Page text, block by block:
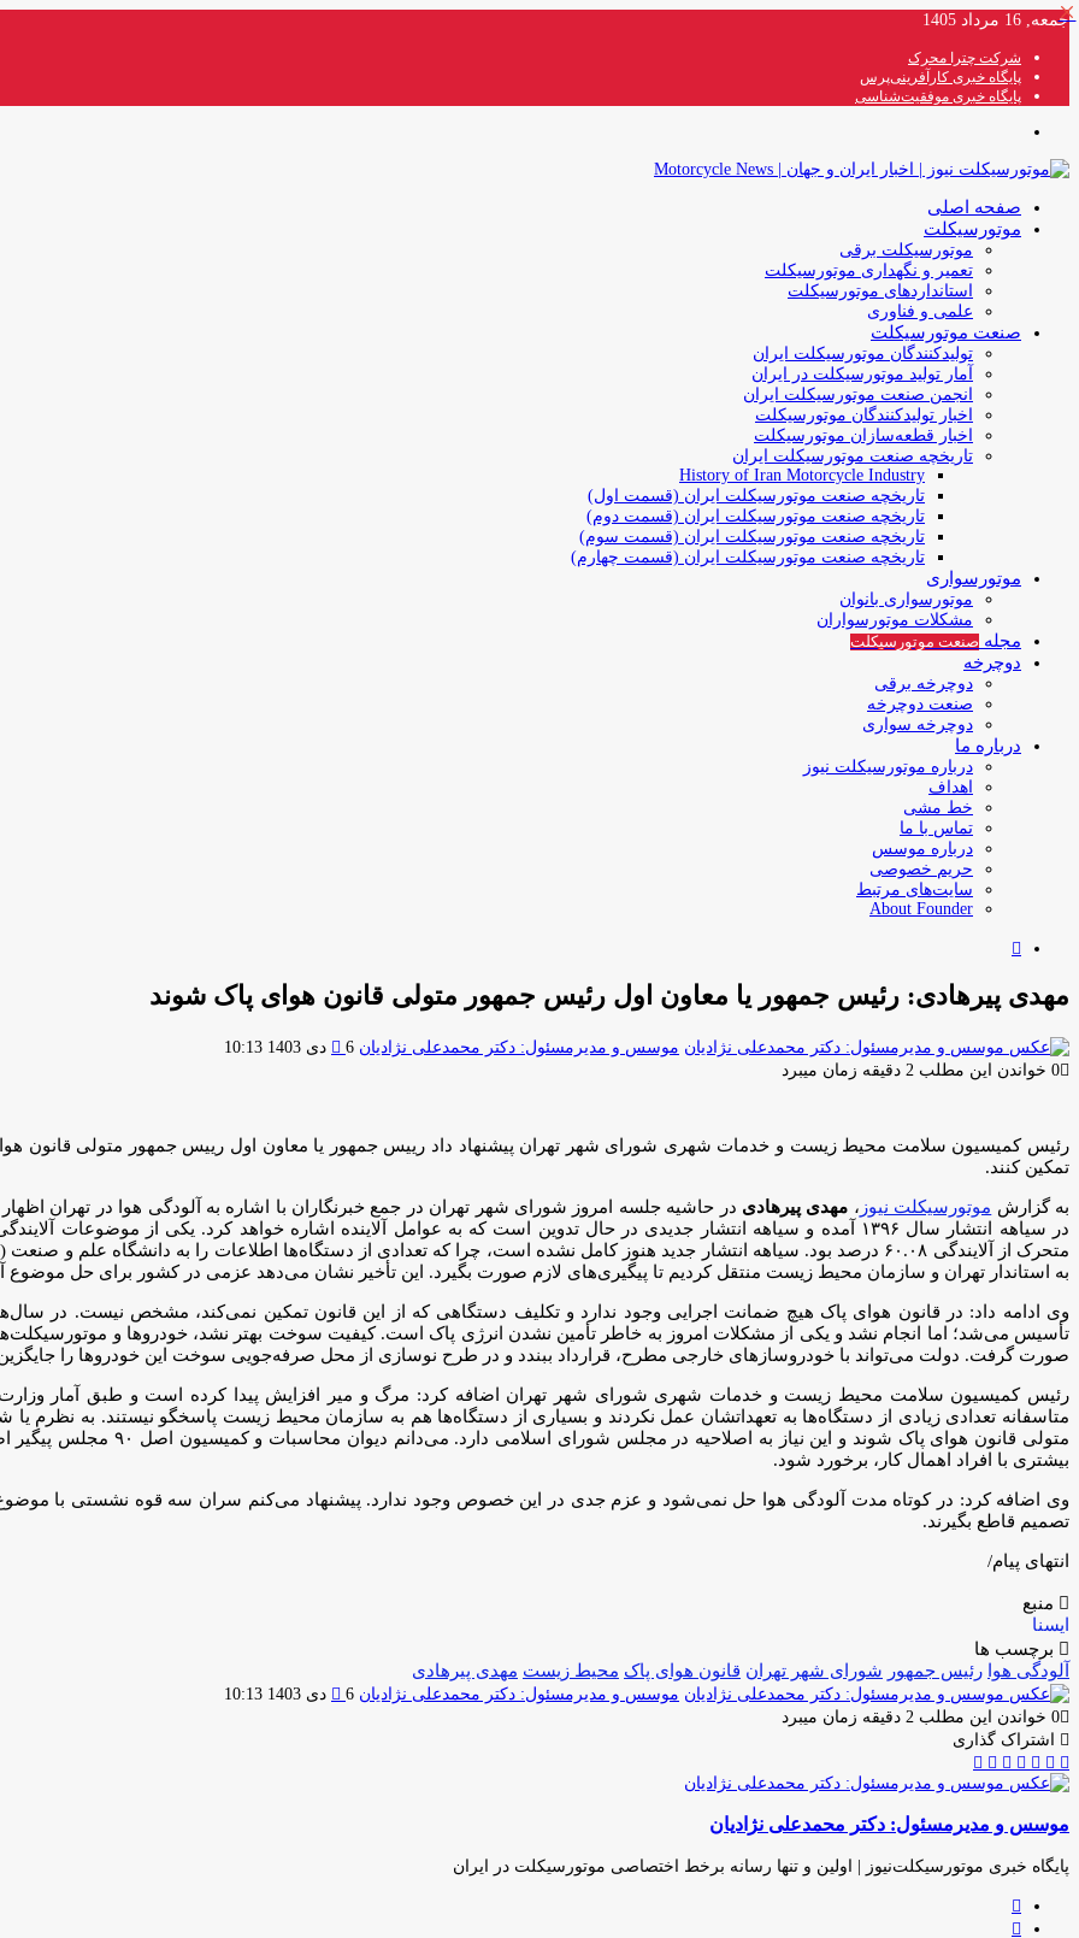
جمعه, 16 مرداد 1405
شرکت چترا محرک
پایگاه خبری کارآفرینی‌پرس
پایگاه خبری موفقیت‌شناسی
صفحه اصلی
موتورسیکلت
موتورسیکلت برقی
تعمیر و نگهداری موتورسیکلت
استانداردهای موتورسیکلت
علمی و فناوری
صنعت موتورسیکلت
تولیدکنندگان موتورسیکلت ایران
آمار تولید موتورسیکلت در ایران
انجمن صنعت موتورسیکلت ایران
اخبار تولیدکنندگان موتورسیکلت
اخبار قطعه‌سازان موتورسیکلت
تاریخچه صنعت موتورسیکلت ایران
History of Iran Motorcycle Industry
تاریخچه صنعت موتورسیکلت ایران (قسمت اول)
تاریخچه صنعت موتورسیکلت ایران (قسمت دوم)
تاریخچه صنعت موتورسیکلت ایران (قسمت سوم)
تاریخچه صنعت موتورسیکلت ایران (قسمت چهارم)
موتورسواری
موتورسواری بانوان
مشکلات موتورسواران
مجله صنعت موتورسیکلت
دوچرخه
دوچرخه برقی
صنعت دوچرخه
دوچرخه سواری
درباره ما
درباره موتورسیکلت نیوز
اهداف
خط مشی
تماس با ما
درباره موسس
حریم خصوصی
سایت‌های مرتبط
About Founder
مهدی پیرهادی: رئیس جمهور یا معاون اول رئیس جمهور متولی قانون هوای پاک شوند
موسس و مدیرمسئول: دکتر محمدعلی نژادیان
ارسال6 دی 1403 10:13
0 خواندن این مطلب 2 دقیقه زمان میبرد
رئیس کمیسیون سلامت محیط زیست و خدمات شهری شورای شهر تهران پیشنهاد داد رییس جمهور یا معاون اول رییس جمهور متولی قانون
تمکین کنند.
به گزارش موتورسیکلت نیوز ، مهدی پیرهادی در حاشیه جلسه امروز شورای شهر تهران در جمع خبرنگاران با اشاره به آلودگی هوا در تهران
در سیاهه انتشار سال ۱۳۹۶ آمده و سیاهه انتشار جدیدی در حال تدوین است که به عوامل آلاینده اشاره خواهد کرد. یکی از
متحرک از آلایندگی ۶۰.۰۸ درصد بود. سیاهه انتشار جدید هنوز کامل نشده است، چرا که تعدادی از دستگاه‌ها اطلاعات را به دانشگاه علم و
به استاندار تهران و سازمان محیط زیست منتقل کردیم تا پیگیری‌های لازم صورت بگیرد. این تأخیر نشان می‌دهد عزمی در کشور برای حل موضوع
وی ادامه داد: در قانون هوای پاک هیچ ضمانت اجرایی وجود ندارد و تکلیف دستگاهی که از این قانون تمکین نمی‌کند، مشخص نیست. در
تأسیس می‌شد؛ اما انجام نشد و یکی از مشکلات امروز به خاطر تأمین نشدن انرژی پاک است. کیفیت سوخت بهتر نشد، خودروها و
صورت گرفت. دولت می‌تواند با خودروسازهای خارجی مطرح، قرارداد ببندد و در طرح نوسازی از محل صرفه‌جویی سوخت این خودروها را
رئیس کمیسیون سلامت محیط زیست و خدمات شهری شورای شهر تهران اضافه کرد: مرگ و میر افزایش پیدا کرده است و طبق آمار
متاسفانه تعدادی زیادی از دستگاه‌ها به تعهداتشان عمل نکردند و بسیاری از دستگاه‌ها هم به سازمان محیط زیست پاسخگو نیستند. به نظرم
متولی قانون هوای پاک شوند و این نیاز
بیشتری با افراد اهمال کار، برخورد شود.
وی اضافه کرد: در کوتاه مدت آلودگی هوا حل نمی‌شود و عزم جدی در این خصوص وجود ندارد. پیشنهاد می‌کنم سران سه قوه نشستی با موضوع
تصمیم قاطع بگیرند.
انتهای پیام/
منبع
ایسنا
برچسب ها
آلودگی هوا رئیس جمهور شورای شهر تهران قانون هوای پاک محیط زیست مهدی پیرهادی
موسس و مدیرمسئول: دکتر محمدعلی نژادیان
ارسال6 دی 1403 10:13
0 خواندن این مطلب 2 دقیقه زمان میبرد
اشتراک گذاری
فیس
بوک
توئیتر
لینکدینواتس
آپ
تلگرام
اشتراک
گذاری
طریق
ایمیل
موسس و مدیرمسئول: دکتر محمدعلی نژادیان
پایگاه خبری موتورسیکلت‌نیوز | اولین و تنها رسانه برخط اختصاصی موتورسیکلت در ایران
بستن